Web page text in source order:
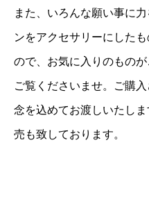
また、いろんな願い事に
ンをアクセサリーにした
ので、お気に入りのもの
ご覧くださいませ。ご購
念を込めてお渡しいたし
売も致しております。